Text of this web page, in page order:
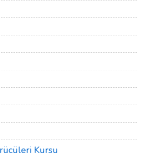
Kursu